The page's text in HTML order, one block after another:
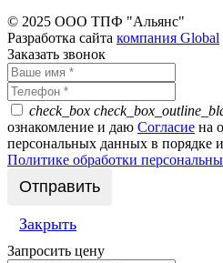
© 2025 ООО ТПФ "Альянс"
Разработка сайта компания Global
Заказать звонок
check_box
ознакомление и даю Согласие на
персональных данных в порядке
Политике обработки
Закрыть
Запросить цену